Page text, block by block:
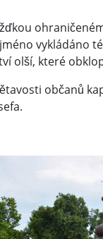
vykládáno
olší, které
občanů